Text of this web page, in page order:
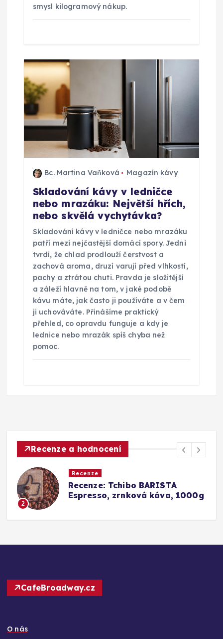
smysl kilogramový nákup.
Bc. Martina Vaňková Magazín kávy
Skladování kávy v ledničce
nebo mrazáku: Největší hřích,
nebo skvělá vychytávka?
Skladování kávy v ledničce nebo mrazáku
patří mezi nejčastější domácí spory. Jedni
tvrdí, že chlad prodlouží čerstvost a
zachová aroma, druzí varují před vlhkostí,
pachy a ztrátou chuti. Pravda je složitější
a záleží hlavně na tom, v jaké podobě
kávu máte, jak často ji používáte a v čem
ji uchováváte. Přinášíme praktický
přehled, co opravdu funguje a kdy je
lednice nebo mrazák spíš chyba než
pomoc.
Recenze a hodnocení
Tchibo BARISTA
zrnková káva, 1000g
Barista
CafeBroadway.cz
O nás